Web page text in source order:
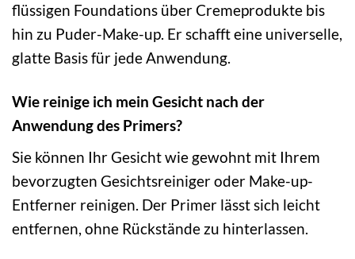
flüssigen Foundations über Cremeprodukte bis
hin zu Puder-Make-up. Er schafft eine universelle,
glatte Basis für jede Anwendung.
Wie reinige ich mein Gesicht nach der
Anwendung des Primers?
Sie können Ihr Gesicht wie gewohnt mit Ihrem
bevorzugten Gesichtsreiniger oder Make-up-
Entferner reinigen. Der Primer lässt sich leicht
entfernen, ohne Rückstände zu hinterlassen.